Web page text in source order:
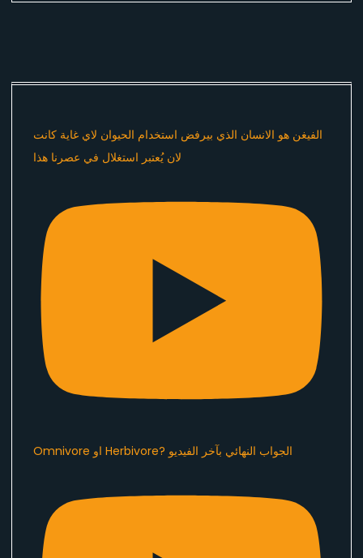
الفيغن هو الانسان الذي بيرفض استخدام الحيوان لاي غاية كانت
Omnivore او Herbivore? الجواب النهائي بآخر الفيديو